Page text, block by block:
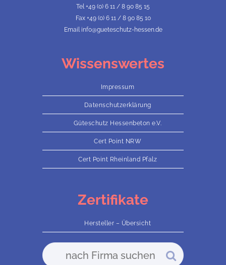
Tel +49 (0) 6 11 / 8 90 85 15
Fax +49 (0) 6 11 / 8 90 85 10
Email info@gueteschutz-hessen.de
Wissenswertes
Impressum
Datenschutzerklärung
Güteschutz Hessenbeton e.V.
Cert Point NRW
Cert Point Rheinland Pfalz
Zertifikate
Hersteller – Übersicht